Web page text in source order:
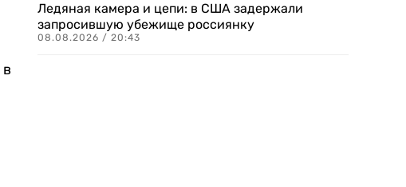
в
Ледяная камера и цепи: в США задержали
запросившую убежище россиянку
08.08.2026 / 20:43